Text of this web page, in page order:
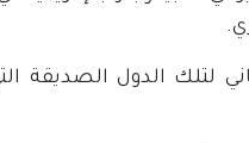
لتلك الدول الصديقة